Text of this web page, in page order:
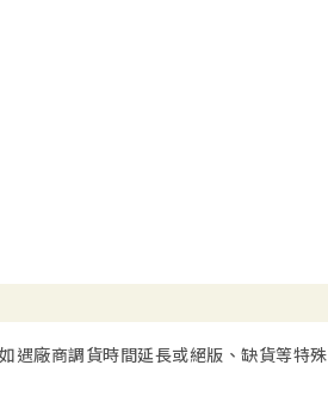
遇廠商調貨時間延長或絕版、缺貨等特殊